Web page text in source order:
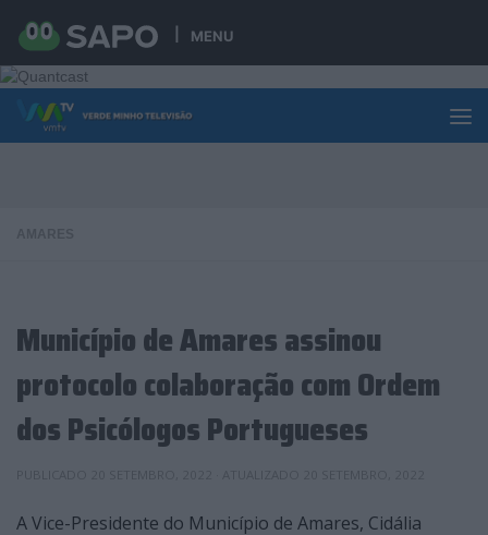
MENU
Skip to content
Município de Amares assinou
protocolo colaboração com Ordem
dos Psicólogos Portugueses
A Vice-Presidente do Município de Amares, Cidália